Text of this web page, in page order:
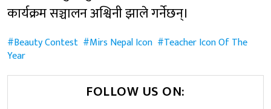
कार्यक्रम सञ्चालन अश्विनी झाले गर्नेछन्।
Beauty Contest Mirs Nepal Icon
Teacher Icon Of The
Year
FOLLOW US ON: